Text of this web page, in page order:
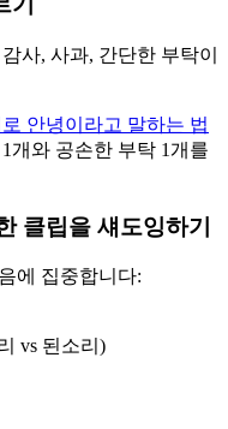
사, 사과, 간단한 부탁이
안녕이라고 말하는 법
개와 공손한 부탁 1개를
클립을 섀도잉하기
에 집중합니다:
vs 된소리)